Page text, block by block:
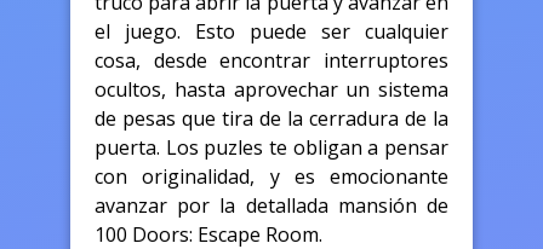
el juego. Esto puede ser cualquier
cosa, desde encontrar interruptores
ocultos, hasta aprovechar un sistema
de pesas que tira de la cerradura de la
puerta. Los puzles te obligan a pensar
con originalidad, y es emocionante
avanzar por la detallada mansión de
100 Doors: Escape Room.